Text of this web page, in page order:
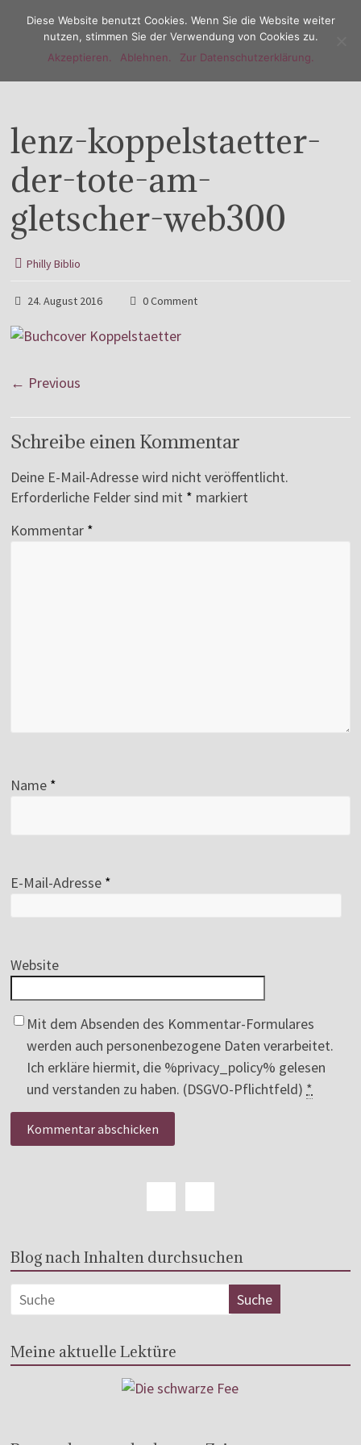
Menu
lenz-koppelstaetter-
der-tote-am-
gletscher-web300
Philly Biblio
24. August 2016 0 Comment
← Previous
Schreibe einen Kommentar
Deine E-Mail-Adresse wird nicht veröffentlicht.
Erforderliche Felder sind mit * markiert
Kommentar *
Name *
E-Mail-Adresse *
Website
Mit dem Absenden des Kommentar-Formulares
werden auch personenbezogene Daten verarbeitet.
Ich erkläre hiermit, die %privacy_policy% gelesen
und verstanden zu haben. (DSGVO-Pflichtfeld) *
Blog nach Inhalten durchsuchen
Meine aktuelle Lektüre
Diese Website benutzt Cookies. Wenn Sie die Website weiter
nutzen, stimmen Sie der Verwendung von Cookies zu.
Akzeptieren.
Ablehnen. Zur Datenschutzerklärung.